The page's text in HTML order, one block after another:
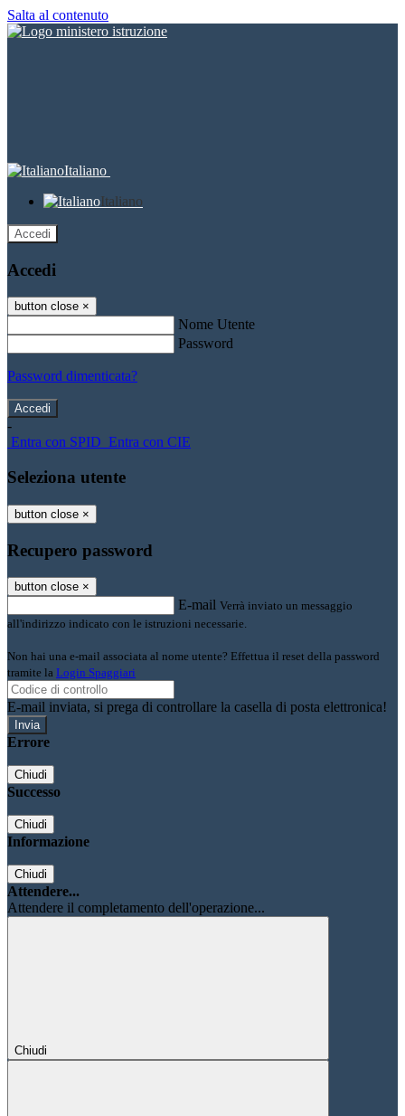
Salta al contenuto
Italiano
Italiano
Accedi
Accedi
button close ×
Nome Utente
Password
Password dimenticata?
-
Entra con SPID Entra con CIE
Seleziona utente
button close ×
Recupero password
button close ×
E-mail Verrà inviato un messaggio
all'indirizzo indicato con le istruzioni necessarie.
Non hai una e-mail associata al nome utente? Effettua il reset della password
tramite la Login Spaggiari
E-mail inviata, si prega di controllare la casella di posta elettronica!
Errore
Chiudi
Successo
Chiudi
Informazione
Chiudi
Attendere...
Attendere il completamento dell'operazione...
Chiudi